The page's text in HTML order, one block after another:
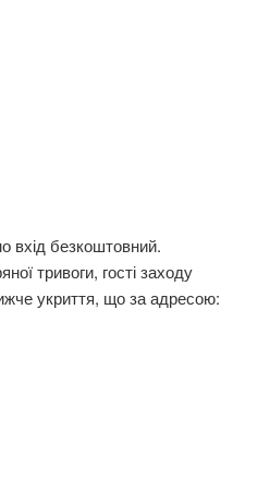
вхід безкоштовний.
тривоги, гості заходу
укриття, що за адресою: